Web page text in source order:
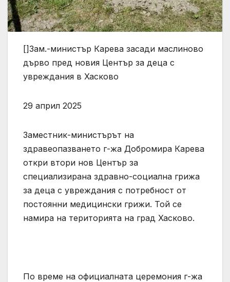
[]Зам.-министър Карева засади маслиново
дърво пред новия Център за деца с
увреждания в Хасково
29 април 2025
Заместник-министърът на
здравеопазването г-жа Добромира Карева
откри втори нов Център за
специализирана здравно-социална грижа
за деца с увреждания с потребност от
постоянни медицински грижи. Той се
намира на територията на град Хасково.
По време на официалната церемония г-жа